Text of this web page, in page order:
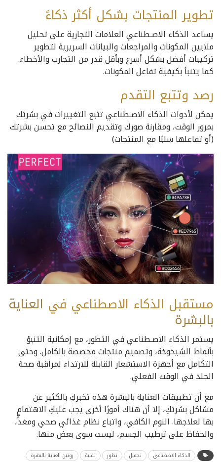
تطوير المنتجات بشكل أكثر ذكاءً
يساعد الذكاء الاصـطناعي العلامات التجارية على تحليل
ملايين المكونات والمراجعات والبيانات السريرية لتطوير
تركيبات أفضل بشكل أسرع وبأقل قدر من التجارب والأخطاء.
كما يتنبأ بكيفية تفاعل المكونات.
رصد وتتبع التقدم
يمكن لأدوات الذكاء الاصـطناعي تتبع التغييرات في بشرتك
بمرور الوقت، ومقارنة صورك وتقديم النصائح مع تحسن بشرتك
(أو تفاعلها سلبًا مع المنتجات)
مستقبل الذكاء الاصطناعي في العناية
بالبشرة
يستمر الذكاء الاصـطناعي في التطور، مع إمكانية التنبؤ
بأنماط الشيخوخة، وتصميم منتجات مخصصة بالكامل. وحتى
التكامل مع أجهزة الاستشعار القابلة للارتداء لمراقبة صحة
الجلد في الوقت الفعلي.
مع أن تطبيقات العناية بالبشرة هذه تخبركِ بالكثير عن
مشاكل بشرتكِ، إلا أن هناك أمورًا أخرى يجب عليكِ الاهتمام
بها لعلاجها. النوم الكافي، واتباع نظام غذائي صحي ومغذٍّ،
والحفاظ على ترطيب الجسم، ليست سوى بعض منها.
الذكاء الاصطناعي تجميل تطور تقنية
روتين العناية بالبشرة